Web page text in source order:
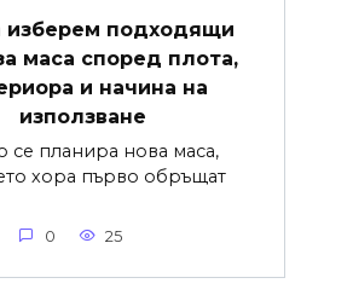
изберем подходящи
маса според плота,
и начина на
използване
се планира нова маса,
хора първо обръщат
0 25